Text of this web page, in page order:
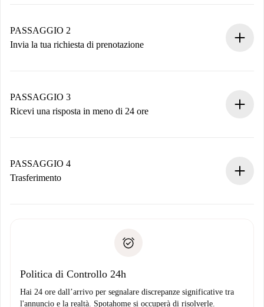
Hai tutte le informazioni necessarie in anticipo.
PASSAGGIO 2
Invia la tua richiesta di prenotazione
non accetta.
PASSAGGIO 3
Ricevi una risposta in meno di 24 ore
contatto con il proprietario.
Se rifiutata: non ti addebiteremo nulla e ti proporremo
Domiciliazione del pagamento
PASSAGGIO 4
Trasferimento
solo se non segnali problemi.
Politica di Controllo 24h
Hai 24 ore dall’arrivo per segnalare discrepanze significative tra
l'annuncio e la realtà. Spotahome si occuperà di risolverle.